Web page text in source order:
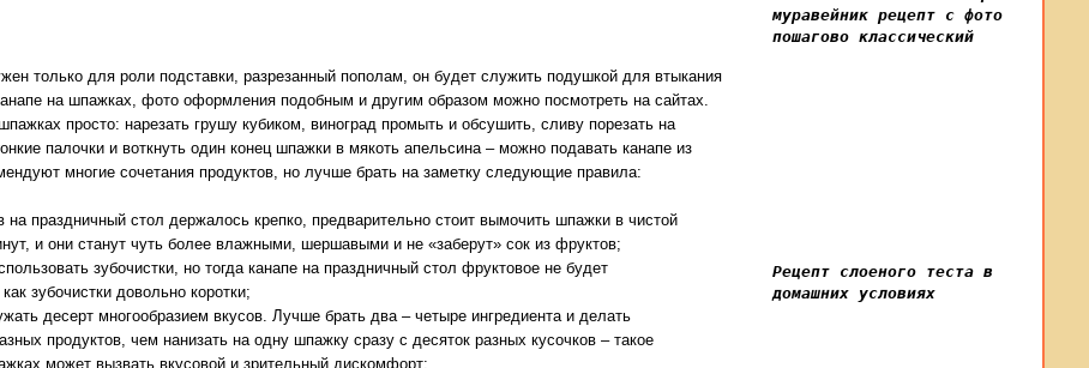
только для роли подставки, разрезанный пополам, он будет служить подушкой для втыкания
на шпажках, фото оформления подобным и другим образом можно посмотреть на сайтах.
просто: нарезать грушу кубиком, виноград промыть и обсушить, сливу порезать на
палочки и воткнуть один конец шпажки в мякоть апельсина – можно подавать канапе из
многие сочетания продуктов, но лучше брать на заметку следующие правила:
на праздничный стол держалось крепко, предварительно стоит вымочить шпажки в чистой
и они станут чуть более влажными, шершавыми и не «заберут» сок из фруктов;
зубочистки, но тогда канапе на праздничный стол фруктовое не будет
зубочистки довольно коротки;
десерт многообразием вкусов. Лучше брать два – четыре ингредиента и делать
продуктов, чем нанизать на одну шпажку сразу с десяток разных кусочков – такое
может вызвать вкусовой и зрительный дискомфорт;
муравейник рецепт с фото
пошагово классический
Рецепт слоеного теста в
домашних условиях